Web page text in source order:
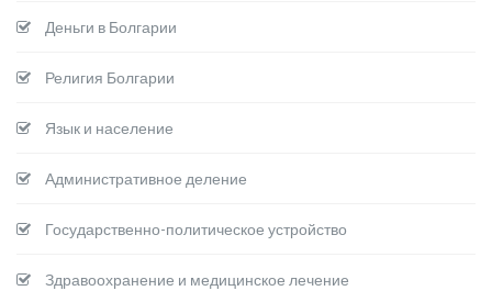
Деньги в Болгарии
Религия Болгарии
Язык и население
Административное деление
Государственно-политическое устройство
Здравоохранение и медицинское лечение